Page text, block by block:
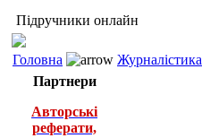
Підручники онлайн
Головна Журналістика
Партнери
Авторські
реферати,